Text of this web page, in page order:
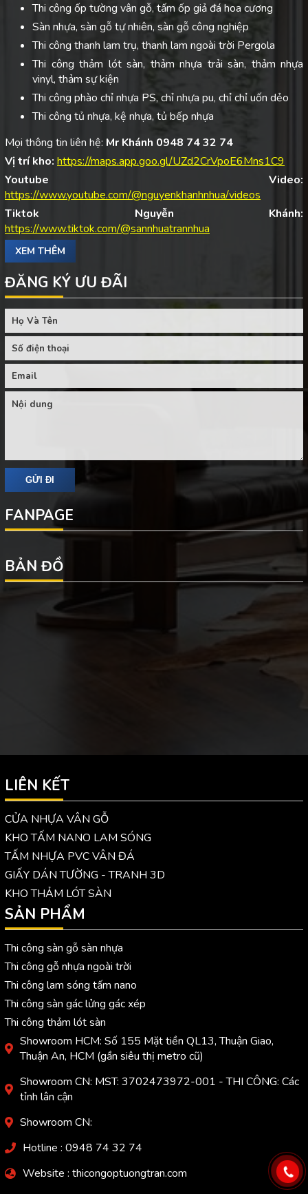
Thi công ốp tường vân gỗ, tấm ốp giả đá hoa cương
Sàn nhựa, sàn gỗ tự nhiên, sàn gỗ công nghiệp
Thi công thanh lam trụ, thanh lam ngoài trời Pergola
Thi công thảm lót sàn, thảm nhựa trải sàn, thảm nhựa
vinyl, thảm sự kiện
Thi công phào chỉ nhựa PS, chỉ nhựa pu, chỉ chỉ uốn dẻo
Thi công tủ nhựa, kệ nhựa, tủ bếp nhựa
Mọi thông tin liên hệ: Mr Khánh 0948 74 32 74
Vị trí kho: https://maps.app.goo.gl/UZd2CrVpoE6Mns1C9
Youtube Video:
https://www.youtube.com/@nguyenkhanhnhua/videos
Tiktok Nguyễn Khánh:
https://www.tiktok.com/@sannhuatrannhua
XEM THÊM
ĐĂNG KÝ ƯU ĐÃI
FANPAGE
BẢN ĐỒ
LIÊN KẾT
CỬA NHỰA VÂN GỖ
KHO TẤM NANO LAM SÓNG
TẤM NHỰA PVC VÂN ĐÁ
GIẤY DÁN TƯỜNG - TRANH 3D
KHO THẢM LÓT SÀN
SẢN PHẨM
Thi công sàn gỗ sàn nhựa
Thi công gỗ nhựa ngoài trời
Thi công lam sóng tấm nano
Thi công sàn gác lửng gác xép
Thi công thảm lót sàn
Showroom HCM: Số 155 Mặt tiền QL13, Thuận Giao,
Thuận An, HCM (gần siêu thị metro cũ)
Showroom CN: MST: 3702473972-001 - THI CÔNG: Các
tỉnh lân cận
Showroom CN:
Hotline : 0948 74 32 74
Website : thicongoptuongtran.com